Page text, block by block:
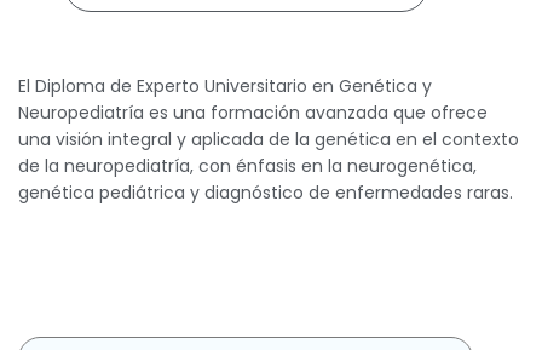
El Diploma de Experto Universitario en Genética y
Neuropediatría es una formación avanzada que ofrece
una visión integral y aplicada de la genética en el contexto
de la neuropediatría, con énfasis en la neurogenética,
genética pediátrica y diagnóstico de enfermedades raras.